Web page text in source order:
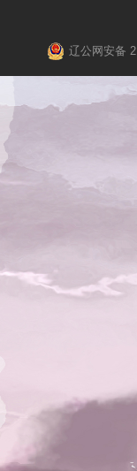
辽公网安备